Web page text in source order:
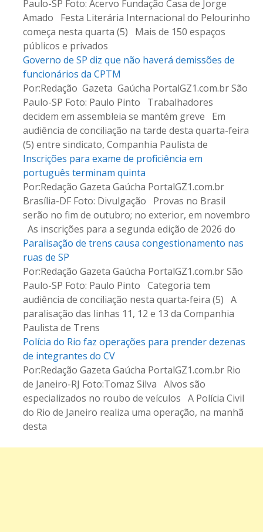
Paulo-SP Foto: Acervo Fundação Casa de Jorge
Amado Festa Literária Internacional do Pelourinho
começa nesta quarta (5) Mais de 150 espaços
públicos e privados
Governo de SP diz que não haverá demissões de
funcionários da CPTM
Por:Redação Gazeta Gaúcha PortalGZ1.com.br São
Paulo-SP Foto: Paulo Pinto Trabalhadores
decidem em assembleia se mantém greve Em
audiência de conciliação na tarde desta quarta-feira
(5) entre sindicato, Companhia Paulista de
Inscrições para exame de proficiência em
português terminam quinta
Por:Redação Gazeta Gaúcha PortalGZ1.com.br
Brasília-DF Foto: Divulgação Provas no Brasil
serão no fim de outubro; no exterior, em novembro
As inscrições para a segunda edição de 2026 do
Paralisação de trens causa congestionamento nas
ruas de SP
Por:Redação Gazeta Gaúcha PortalGZ1.com.br São
Paulo-SP Foto: Paulo Pinto Categoria tem
audiência de conciliação nesta quarta-feira (5) A
paralisação das linhas 11, 12 e 13 da Companhia
Paulista de Trens
Polícia do Rio faz operações para prender dezenas
de integrantes do CV
Por:Redação Gazeta Gaúcha PortalGZ1.com.br Rio
de Janeiro-RJ Foto:Tomaz Silva Alvos são
especializados no roubo de veículos A Polícia Civil
do Rio de Janeiro realiza uma operação, na manhã
desta